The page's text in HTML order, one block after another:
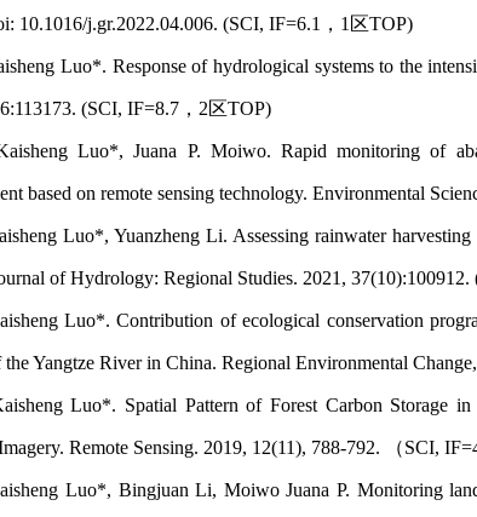
10.1016/j.gr.2022.04.006. (SCI, IF=6.1，1区TOP)
Luo*. Response of hydrological systems to the
(SCI, IF=8.7，2区TOP)
Luo*, Juana P. Moiwo. Rapid monitoring of
based on remote sensing technology. Environmental
Luo*, Yuanzheng Li. Assessing rainwater
of Hydrology: Regional Studies. 2021,
Luo*. Contribution of ecological conservation
the Yangtze River in China. Regional Environmental
Luo*. Spatial Pattern of Forest Carbon Storage
Remote Sensing. 2019, 12(11), 788-792. （SCI,
Luo*, Bingjuan Li, Moiwo Juana P. Monitoring